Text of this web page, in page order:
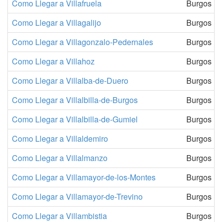
Como Llegar a Villafruela
Burgos
Como Llegar a Villagalijo
Burgos
Como Llegar a Villagonzalo-Pedernales
Burgos
Como Llegar a Villahoz
Burgos
Como Llegar a Villalba-de-Duero
Burgos
Como Llegar a Villalbilla-de-Burgos
Burgos
Como Llegar a Villalbilla-de-Gumiel
Burgos
Como Llegar a Villaldemiro
Burgos
Como Llegar a Villalmanzo
Burgos
Como Llegar a Villamayor-de-los-Montes
Burgos
Como Llegar a Villamayor-de-Trevino
Burgos
Como Llegar a Villambistia
Burgos